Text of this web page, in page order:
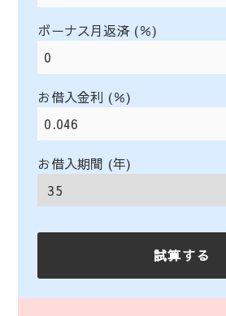
ボーナス月返済 (％)
お借入金利 (％)
お借入期間 (年)